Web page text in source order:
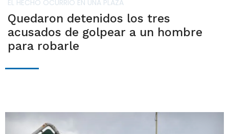
EL HECHO OCURRIÓ EN UNA PLAZA
Quedaron detenidos los tres
acusados de golpear a un hombre
para robarle